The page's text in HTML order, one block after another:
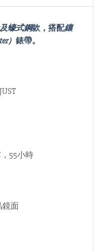
蠔式鋼款，搭配鑲
） 錶帶。
55小時
鏡面